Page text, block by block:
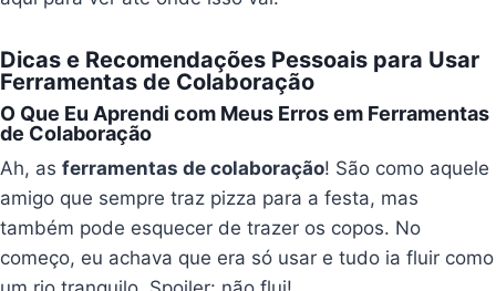
Dicas e Recomendações Pessoais para Usar
Ferramentas de Colaboração
O Que Eu Aprendi com Meus Erros em Ferramentas
de Colaboração
Ah, asferramentas de colaboração! São como aquele
amigo que sempre traz pizza para a festa, mas
também pode esquecer de trazer os copos. No
começo, eu achava que era só usar e tudo ia fluir como